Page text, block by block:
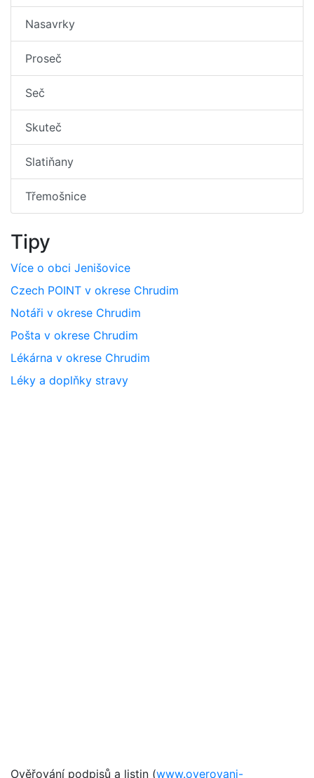
Nasavrky
Proseč
Seč
Skuteč
Slatiňany
Třemošnice
Tipy
Více o obci Jenišovice
Czech POINT v okrese Chrudim
Notáři v okrese Chrudim
Pošta v okrese Chrudim
Lékárna v okrese Chrudim
Léky a doplňky stravy
Ověřování podpisů a listin (www.overovani-